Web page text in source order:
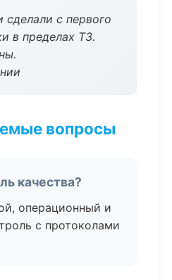
с первого
в пределах ТЗ.
вопросы
качества?
операционный и
с протоколами